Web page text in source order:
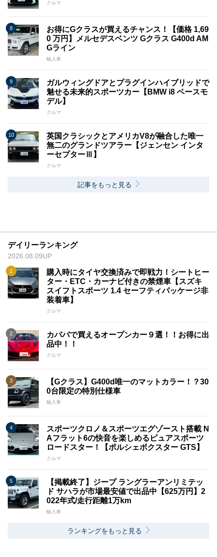
クルマ
お得にGクラスが買えるチャンス！【価格 1,69
0 万円】メルセデスベンツ Gクラス G400d AM
Gライン
輸入車
ガルウィングドアとプラグインハイブリッドで
魅せる未来的スポーツカー【BMW i8 ベースモ
デル】
クルマ
英国クラシックとアメリカV8が融合した唯一
無二のグランドツアラー【ジェンセン インタ
ーセプターⅢ】
クルマ
記事をもっと見る
デイリーランキング
2026.08.09UP
購入時にタイヤ交換済みで即戦力！シートヒー
ター・ETC・カーナビ付きの禁煙車【スズキ
スイフトスポーツ 1.4 セーフティパッケージ非
装着車】
クルマ
カババで買えるオープンカー９選！！お得に出
品中！！
クルマ
【Gクラス】G400d唯一のマットカラー！？30
0台限定の特別仕様車
輸入車
スポーツクロノ＆スポーツエグゾースト搭載 N
Aフラット6の快音を楽しめるピュアスポーツ
ロードスター！【ポルシェボクスター GTS】
クルマ
【掲載終了】ジープ ラングラーアンリミテッ
ド サハラが市場最安値で出品中【625万円】2
022年式/走行距離1万km
輸入車
ランキングをもっと見る